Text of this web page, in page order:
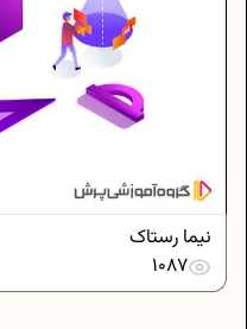
نیما رستاک
1087